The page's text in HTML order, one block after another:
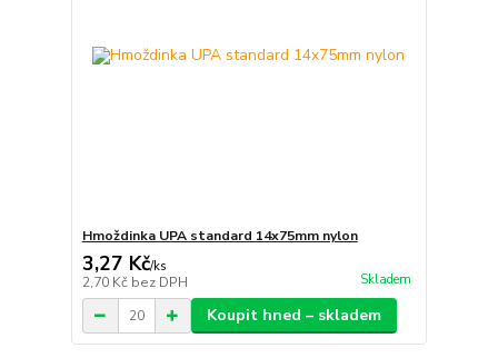
Hmoždinka UPA standard 14x75mm nylon
3,27 Kč/ks
2,70 Kč bez DPH Skladem
Koupit hned – skladem